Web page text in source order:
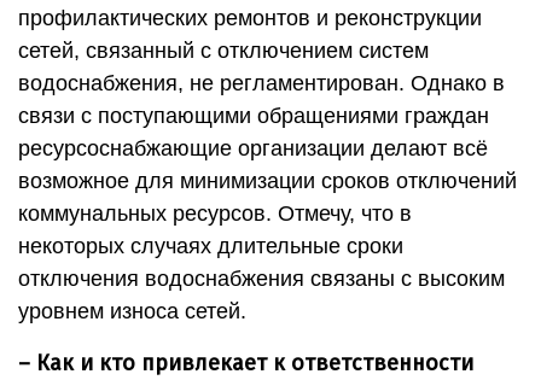
профилактических ремонтов и реконструкции
сетей, связанный с отключением систем
водоснабжения, не регламентирован. Однако в
связи с поступающими обращениями граждан
ресурсоснабжающие организации делают всё
возможное для минимизации сроков отключений
коммунальных ресурсов. Отмечу, что в
некоторых случаях длительные сроки
отключения водоснабжения связаны с высоким
уровнем износа сетей.
– Как и кто привлекает к ответственности